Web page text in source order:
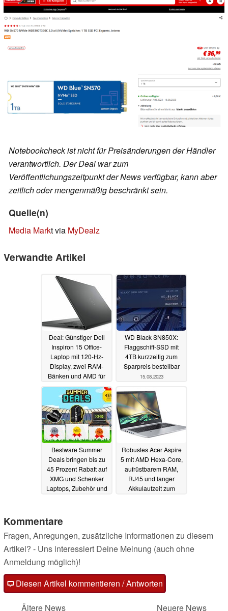
Notebookcheck ist nicht für Preisänderungen der Händler
verantwortlich. Der Deal war zum
Veröffentlichungszeitpunkt der News verfügbar, kann aber
zeitlich oder mengenmäßig beschränkt sein.
Quelle(n)
Media Markt via MyDealz
Verwandte Artikel
Deal: Günstiger Dell
Inspiron 15 Office-
Laptop mit 120-Hz-
Display, zwei RAM-
Bänken und AMD für
nur 379 Euro15.08.2023
WD Black SN850X:
Flaggschiff-SSD mit
4TB kurzzeitig zum
Sparpreis bestellbar
15.08.2023
Bestware Summer
Deals bringen bis zu
45 Prozent Rabatt auf
XMG und Schenker
Laptops, Zubehör und
Robustes Acer Aspire
5 mit AMD Hexa-Core,
aufrüstbarem RAM,
RJ45 und langer
Akkulaufzeit zum
Kommentare
Fragen, Anregungen, zusätzliche Informationen zu diesem
Artikel? - Uns interessiert Deine Meinung (auch ohne
Anmeldung möglich)!
Diesen Artikel kommentieren / Antworten
Ältere News
Neuere News